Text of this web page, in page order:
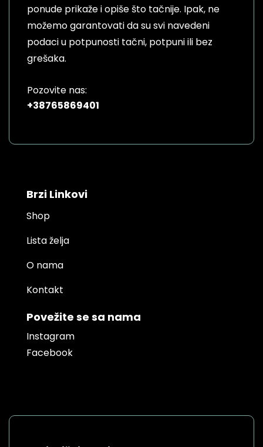
ponude prikaže i opiše što tačnije. Ipak, ne
možemo garantovati da su svi navedeni
podaci u potpunosti tačni, potpuni ili bez
grešaka.
Pozovite nas:
+38765869401
Brzi Linkovi
Shop
Lista želja
O nama
Kontakt
Povežite se sa nama
Instagram
Facebook